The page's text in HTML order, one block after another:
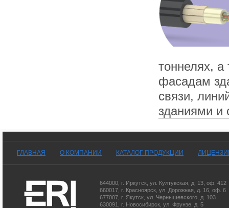
тоннелях,
фасадам
связи,
зданиями и
ГЛАВНАЯ О КОМПАНИИ КАТАЛОГ ПРОДУКЦИИ
644000 г. Иркутск ул. Култукская, д. 13 , оф. 412
660017 г. Красноярск ул. Дорожная, д. 16, оф. 6
677007 г. Якутск ул. Чернышевского, д. 103
630091
г. Новосибирск ул. Фрунзе, д. 5